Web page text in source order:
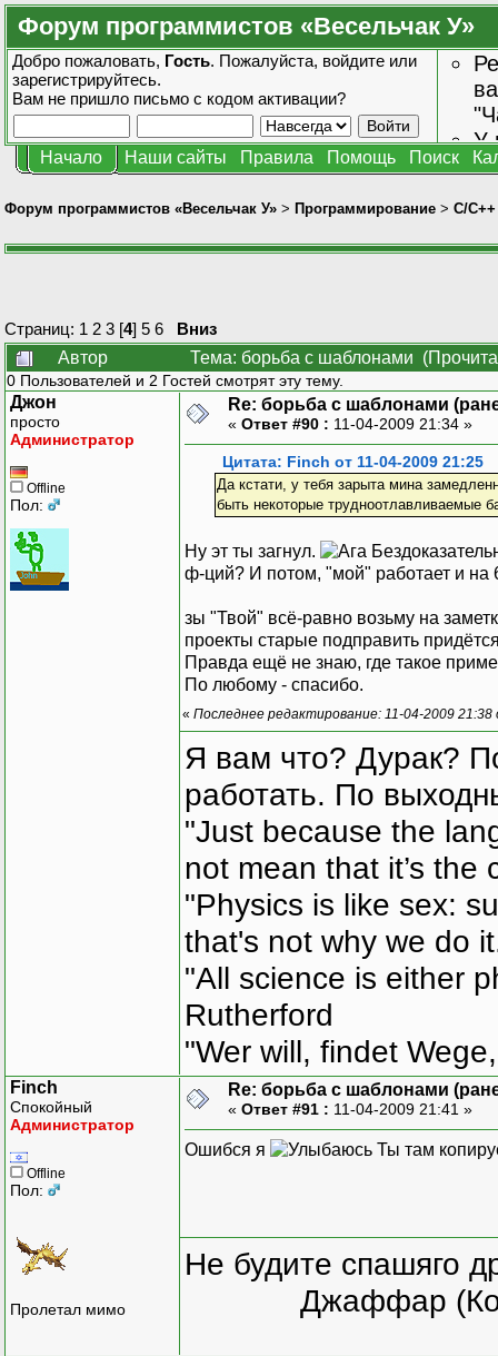
Форум программистов «Весельчак У»
Добро пожаловать, Гость. Пожалуйста, войдите или
зарегистрируйтесь.
Вам не пришло письмо с кодом активации?
У
Начало Наши сайты Правила Помощь Поиск
Форум программистов «Весельчак У» > Программирование > C/C++
Страниц: 1 2 3 [4] 5 6
Вниз
Автор
Тема: борьба с шаблонами
0 Пользователей и 2 Гостей смотрят эту тему.
Джон
просто
Администратор
Offline
Пол:
Re: борьба с шаблонами
« Ответ #90 : 11-04-2009 21:34 »
Цитата: Finch от 11-04-2009 21:25
Да кстати, у тебя зарыта мина
быть некоторые трудноотлавливаемые
Ну эт ты загнул.
ф-ций? И потом, "мой" работает и на
зы "Твой" всё-равно возьму на
проекты старые подправить
Правда ещё не знаю, где такое
По любому - спасибо.
« Последнее редактирование: 11-04-2009
Я вам что? Дурак?
работать. По
"Just because the
not mean that it’s the
"Physics is like sex:
that's not why we do
"All science is either
Rutherford
"Wer will, findet
Finch
Спокойный
Администратор
Offline
Пол:
Пролетал мимо
Re: борьба с шаблонами
« Ответ #91 : 11-04-2009 21:41 »
Ошибся я Ты там
Не будите спашяго
Джаффар